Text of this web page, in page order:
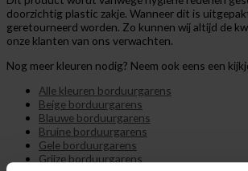
doorzichtig plastic zakje. Wanneer dit is
geretourneerd worden. Zo kunnen wij altijd de
onze klanten van ons verwachten.
Nog meer kleuren nodig? Neem ook eens een
Alle kleuren borduurgarens
Beige borduurgarens
Blauwe borduurgarens
Bruine borduurgarens
Gele borduurgarens
Grijze borduurgarens